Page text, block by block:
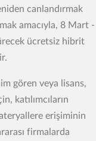
canlandırmak
amacıyla, 8 Mart -
ücretsiz hibrit
gören veya lisans,
katılımcıların
erişiminin
firmalarda